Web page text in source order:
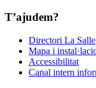
T’ajudem?
Directori La Salle
Mapa i
Accessibilitat
Canal intern